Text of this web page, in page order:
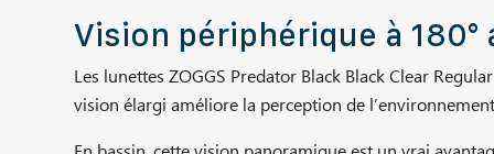
Vision périphérique à 180°
Les lunettes ZOGGS Predator Black Black Clear
vision élargi améliore la perception de